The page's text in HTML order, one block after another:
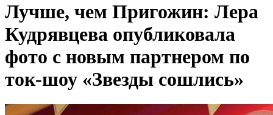
Лучше, чем Пригожин: Лера
Кудрявцева опубликовала
фото с новым партнером по
ток-шоу «Звезды сошлись»